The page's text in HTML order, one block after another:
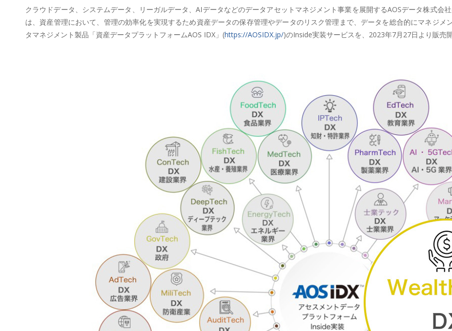
クラウドデータ、システムデータ、リーガルデータ、AIデータなどのデータアセットマネジメント事業を展開するAOSデータ株式会
は、資産管理において、管理の効率化を実現するため資産データの保存管理やデータのリスク管理まで、データを総合的にマネジ
タマネジメント製品「資産データプラットフォームAOS IDX」(https://AOSIDX.jp/)のInside実装サービスを、2023年7月27日より販売